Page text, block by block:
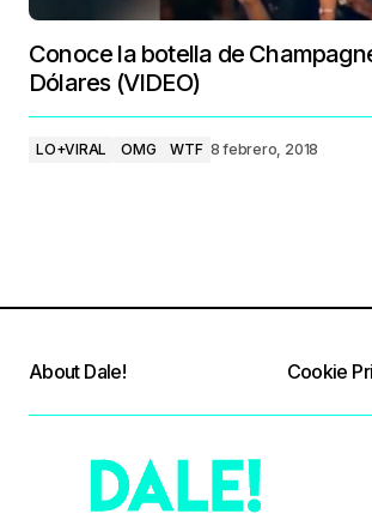
Conoce la botella de
Dólares (VIDEO)
LO+VIRAL OMG WTF 8 febrero, 2018
About Dale! Cookie